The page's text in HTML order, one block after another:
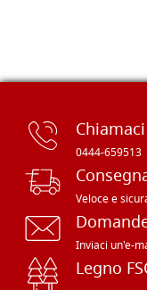
Chiamaci
0444-659513
Veloce e
Inviaci un'e-
Legno